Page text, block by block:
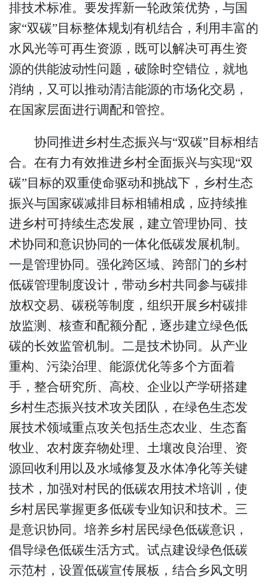
排技术标准。要发挥新一轮政策优势，与国
家“双碳”目标整体规划有机结合，利用丰富的
水风光等可再生资源，既可以解决可再生资
源的供能波动性问题，破除时空错位，就地
消纳，又可以推动清洁能源的市场化交易，
在国家层面进行调配和管控。
协同推进乡村生态振兴与“双碳”目标相结
合。在有力有效推进乡村全面振兴与实现“双
碳”目标的双重使命驱动和挑战下，乡村生态
振兴与国家碳减排目标相辅相成，应持续推
进乡村可持续生态发展，建立管理协同、技
术协同和意识协同的一体化低碳发展机制。
一是管理协同。强化跨区域、跨部门的乡村
低碳管理制度设计，带动乡村共同参与碳排
放权交易、碳税等制度，组织开展乡村碳排
放监测、核查和配额分配，逐步建立绿色低
碳的长效监管机制。二是技术协同。从产业
重构、污染治理、能源优化等多个方面着
手，整合研究所、高校、企业以产学研搭建
乡村生态振兴技术攻关团队，在绿色生态发
展技术领域重点攻关包括生态农业、生态畜
牧业、农村废弃物处理、土壤改良治理、资
源回收利用以及水域修复及水体净化等关键
技术，加强对村民的低碳农用技术培训，使
乡村居民掌握更多低碳专业知识和技术。三
是意识协同。培养乡村居民绿色低碳意识，
倡导绿色低碳生活方式。试点建设绿色低碳
示范村，设置低碳宣传展板，结合乡风文明